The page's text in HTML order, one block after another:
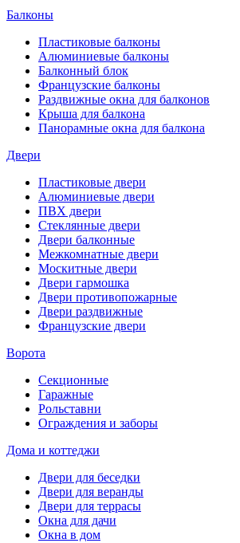
Балконы
Пластиковые балконы
Алюминиевые балконы
Балконный блок
Французские балконы
Раздвижные окна для балконов
Крыша для балкона
Панорамные окна для балкона
Двери
Пластиковые двери
Алюминиевые двери
ПВХ двери
Стеклянные двери
Двери балконные
Межкомнатные двери
Москитные двери
Двери гармошка
Двери противопожарные
Двери раздвижные
Французские двери
Ворота
Секционные
Гаражные
Рольставни
Ограждения и заборы
Дома и коттеджи
Двери для беседки
Двери для веранды
Двери для террасы
Окна для дачи
Окна в дом